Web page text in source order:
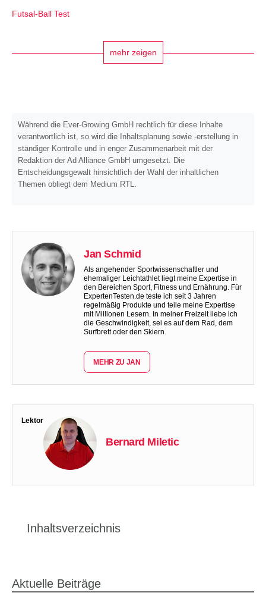
Futsal-Ball Test
mehr zeigen
Während die Ever-Growing GmbH rechtlich für diese Inhalte
verantwortlich ist, so wird die Inhaltsplanung sowie -erstellung in
ständiger Kontrolle und in enger Zusammenarbeit mit der
Redaktion der Ad Alliance GmbH umgesetzt. Die
Entscheidungsgewalt hinsichtlich der Wahl der inhaltlichen
Themen obliegt dem Medium RTL.
Jan Schmid
Als angehender Sportwissenschaftler und
ehemaliger Leichtathlet liegt meine Expertise in
den Bereichen Sport, Fitness und Ernährung. Für
ExpertenTesten.de teste ich seit 3 Jahren
regelmäßig Produkte und teile meine Expertise
mit Millionen Lesern. In meiner Freizeit liebe ich
die Geschwindigkeit, sei es auf dem Rad, dem
Surfbrett oder den Skiern.
MEHR ZU JAN
Lektor
Bernard Miletic
Inhaltsverzeichnis
Aktuelle Beiträge